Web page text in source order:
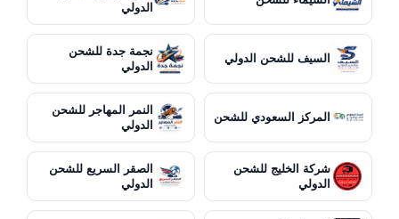
الدولي
السيف للشحن الدولي
نجمة جدة للشحن
الدولي
المركز السعودي للشحن
النمر المهاجر للشحن
الدولي
شركة الخليج للشحن
الدولي
الصقر السريع للشحن
الدولي